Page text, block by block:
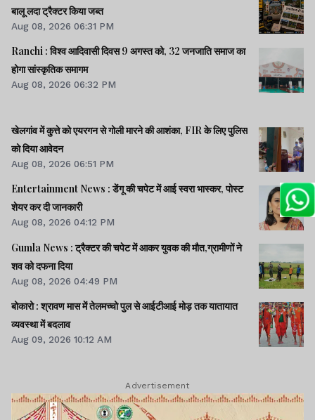
बालू लदा ट्रैक्टर किया जब्त
Aug 08, 2026 06:31 PM
Ranchi : विश्व आदिवासी दिवस 9 अगस्त को, 32 जनजाति समाज का
होगा सांस्कृतिक समागम
Aug 08, 2026 06:32 PM
खेलगांव में कुत्ते को एयरगन से गोली मारने की आशंका, FIR के लिए पुलिस
को दिया आवेदन
Aug 08, 2026 06:51 PM
Entertainment News : डेंगू की चपेट में आई स्वरा भास्कर, पोस्ट
शेयर कर दी जानकारी
Aug 08, 2026 04:12 PM
Gumla News : ट्रैक्टर की चपेट में आकर युवक की मौत,ग्रामीणों ने
शव को दफना दिया
Aug 08, 2026 04:49 PM
बोकारो : श्रावण मास में तेलमच्चो पुल से आईटीआई मोड़ तक यातायात
व्यवस्था में बदलाव
Aug 09, 2026 10:12 AM
Advertisement